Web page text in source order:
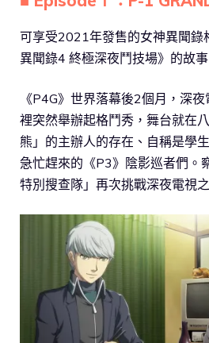
可享受2021年發售的女神異聞錄
異聞錄4 終極深夜鬥技場》的故事
《P4G》世界落幕後2個月，深
裡突然舉辦起格鬥秀，舞台就在
熊」的主辦人的存在、自稱是學
急忙趕來的《P3》陰影巡者們。
特別搜查隊」再次挑戰深夜電視之